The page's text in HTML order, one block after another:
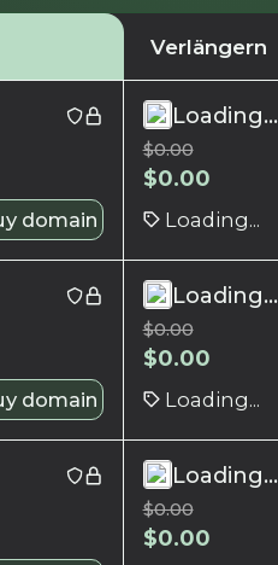
Verlängern
domain
Loading...
$0.00
$0.00
Loading...
domain
Loading...
$0.00
$0.00
Loading...
Loading...
$0.00
$0.00